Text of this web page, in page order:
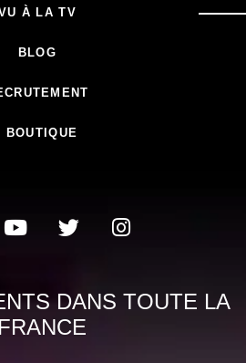
À LA TV
BLOG
BOUTIQUE
DANS TOUTE LA
FRANCE